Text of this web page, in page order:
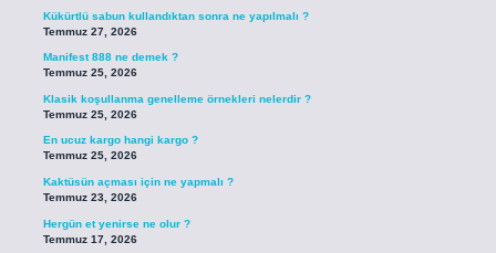
Kükürtlü sabun kullandıktan sonra ne yapılmalı ?
Temmuz 27, 2026
Manifest 888 ne demek ?
Temmuz 25, 2026
Klasik koşullanma genelleme örnekleri nelerdir ?
Temmuz 25, 2026
En ucuz kargo hangi kargo ?
Temmuz 25, 2026
Kaktüsün açması için ne yapmalı ?
Temmuz 23, 2026
Hergün et yenirse ne olur ?
Temmuz 17, 2026